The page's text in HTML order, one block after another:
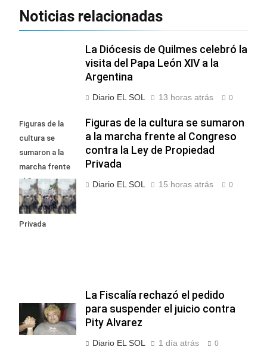
Noticias relacionadas
La Diócesis de Quilmes celebró la
visita del Papa León XIV a la
Argentina
Diario EL SOL 13 horas atrás 0
Figuras de la
cultura se
sumaron a la
marcha frente
al Congreso
contra la Ley de
Propiedad
Privada
Figuras de la cultura se sumaron
a la marcha frente al Congreso
contra la Ley de Propiedad
Privada
Diario EL SOL 15 horas atrás 0
La Fiscalía rechazó el pedido
para suspender el juicio contra
Pity Alvarez
Diario EL SOL 1 día atrás 0